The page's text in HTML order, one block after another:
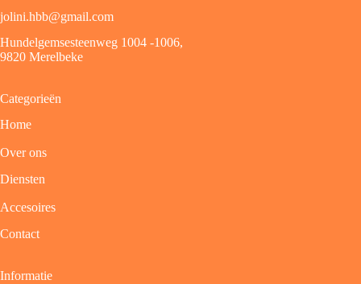
jolini.hbb@gmail.com
Hundelgemsesteenweg 1004 -1006,
9820 Merelbeke
Categorieën
Home
Over ons
Diensten
Accesoires
Contact
Informatie